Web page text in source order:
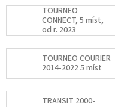
TOURNEO
CONNECT, 5 míst,
od r. 2023
TOURNEO COURIER
2014-2022 5 míst
TRANSIT 2000-